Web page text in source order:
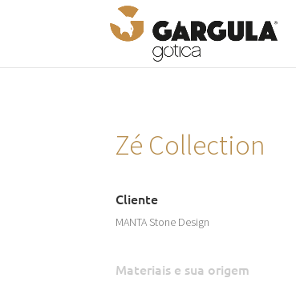
Zé Collection
Cliente
MANTA Stone Design
Materiais e sua origem